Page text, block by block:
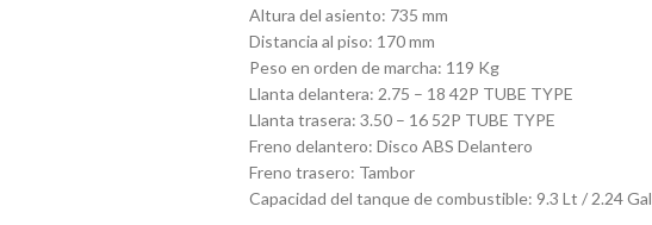
Altura del asiento: 735 mm
Distancia al piso: 170 mm
Peso en orden de marcha: 119 Kg
Llanta delantera: 2.75 – 18 42P TUBE TYPE
Llanta trasera: 3.50 – 16 52P TUBE TYPE
Freno delantero: Disco ABS Delantero
Freno trasero: Tambor
Capacidad del tanque de combustible: 9.3 Lt / 2.24 Gal